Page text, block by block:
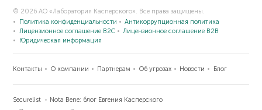
© 2026 АО «Лаборатория Касперского». Все права защищены.
Политика конфиденциальности
Антикоррупционная политика
Лицензионное соглашение B2C
Лицензионное соглашение B2B
Юридическая информация
Контакты О компании Партнерам Об угрозах Новости Блог
Securelist
Nota Bene: блог Евгения Касперского